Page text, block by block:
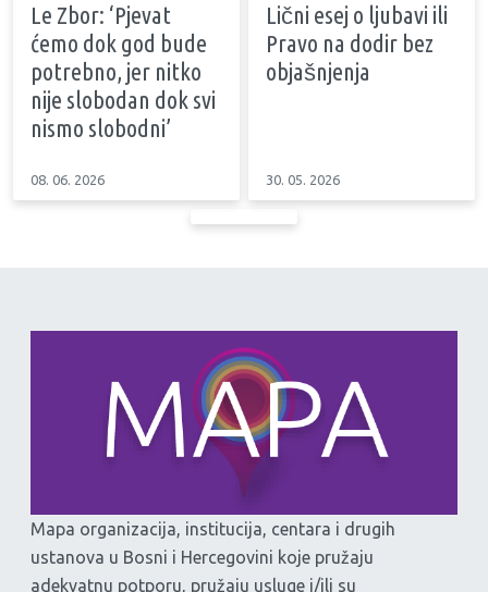
Le Zbor: ‘Pjevat
ćemo dok god bude
potrebno, jer nitko
nije slobodan dok svi
nismo slobodni’
08. 06. 2026
Lični esej o ljubavi ili
Pravo na dodir bez
objašnjenja
30. 05. 2026
Mapa organizacija, institucija, centara i drugih
ustanova u Bosni i Hercegovini koje pružaju
adekvatnu potporu, pružaju usluge i/ili su